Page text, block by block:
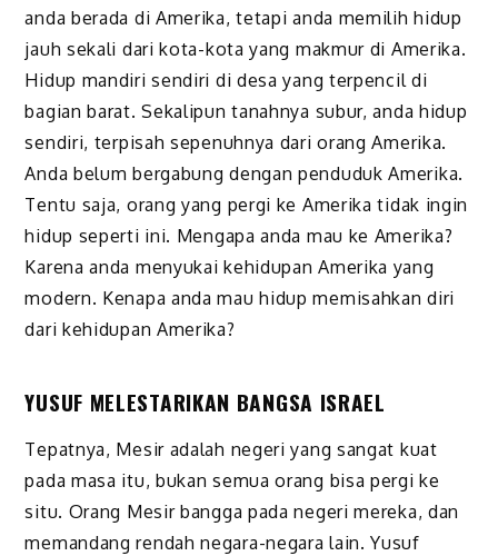
anda berada di Amerika, tetapi anda memilih hidup
jauh sekali dari kota-kota yang makmur di Amerika.
Hidup mandiri sendiri di desa yang terpencil di
bagian barat. Sekalipun tanahnya subur, anda hidup
sendiri, terpisah sepenuhnya dari orang Amerika.
Anda belum bergabung dengan penduduk Amerika.
Tentu saja, orang yang pergi ke Amerika tidak ingin
hidup seperti ini. Mengapa anda mau ke Amerika?
Karena anda menyukai kehidupan Amerika yang
modern. Kenapa anda mau hidup memisahkan diri
dari kehidupan Amerika?
YUSUF MELESTARIKAN BANGSA ISRAEL
Tepatnya, Mesir adalah negeri yang sangat kuat
pada masa itu, bukan semua orang bisa pergi ke
situ. Orang Mesir bangga pada negeri mereka, dan
memandang rendah negara-negara lain. Yusuf